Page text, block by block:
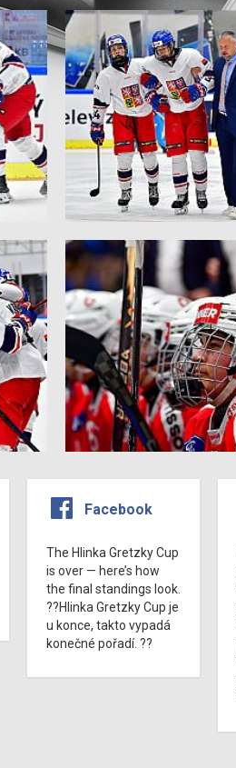
Facebook
The Hlinka Gretzky Cup
is over — here’s how
the final standings look.
??Hlinka Gretzky Cup je
u konce, takto vypadá
konečné pořadí. ??